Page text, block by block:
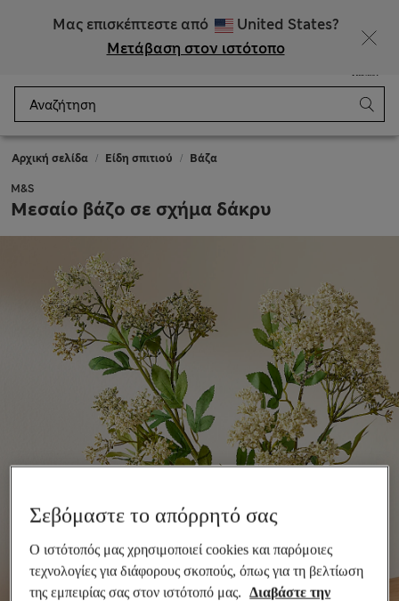
Μας επισκέπτεστε από
United States?
Μετάβαση στον ιστότοπο
Αρχική σελίδα Είδη σπιτιού Βάζα
M&S
Μεσαίο βάζο σε σχήμα δάκρυ
Σεβόμαστε το απόρρητό σας
Ο ιστότοπός μας χρησιμοποιεί cookies και παρόμοιες
τεχνολογίες για διάφορους σκοπούς, όπως για τη βελτίωση
της εμπειρίας σας στον ιστότοπό μας.
Διαβάστε την